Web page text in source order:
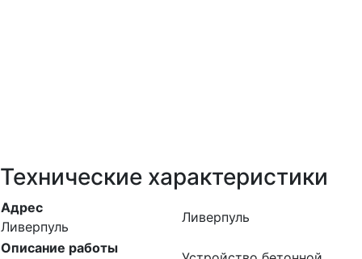
Технические характеристики
Адрес
Ливерпуль
Ливерпуль
Описание работы